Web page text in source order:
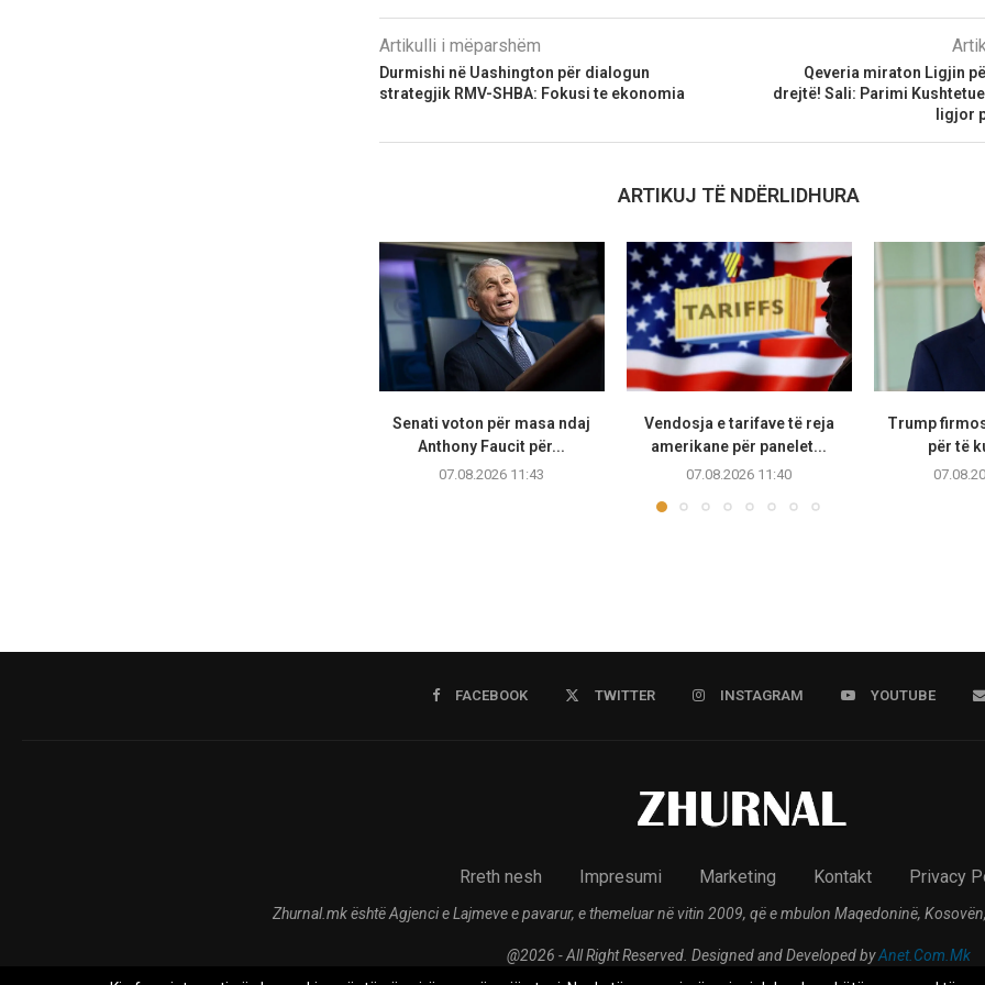
Artikulli i mëparshëm
Durmishi në Uashington për dialogun
strategjik RMV-SHBA: Fokusi te ekonomia
Qeveria miraton Ligjin
drejtë! Sali: Parimi
ligjor
ARTIKUJ TË NDËRLIDHURA
Senati voton për masa ndaj
Anthony Faucit për...
07.08.2026 11:43
Vendosja e tarifave të reja
amerikane për panelet...
07.08.2026 11:40
Trump
për të
FACEBOOK TWITTER INSTAGRAM YOUTUBE
Rreth nesh Impresumi Marketing Kontakt Privacy
Zhurnal.mk është Agjenci e Lajmeve e pavarur, e themeluar në vitin 2009, që e mbulon Maqedoninë,
@2026 - All Right Reserved. Designed and Developed byAnet.Com.Mk